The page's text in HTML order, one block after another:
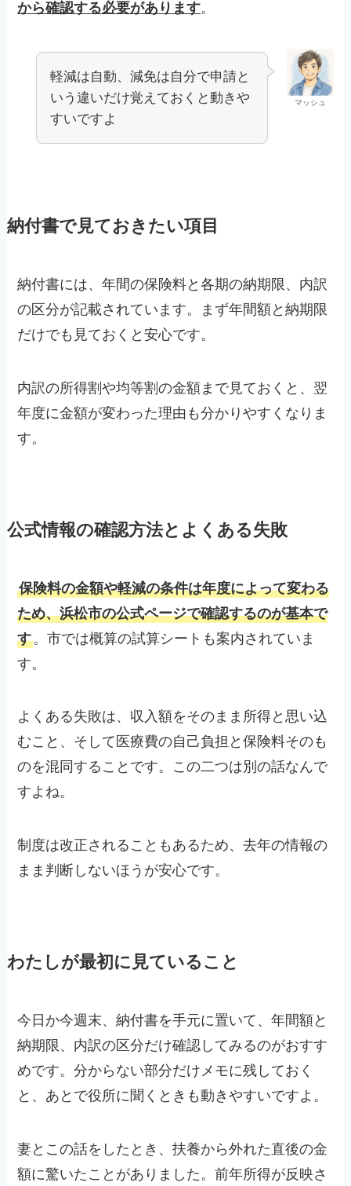
から確認する必要があります。
マッシュ
軽減は自動、減免は自分で申請と
いう違いだけ覚えておくと動きや
すいですよ
納付書で見ておきたい項目
納付書には、年間の保険料と各期の納期限、内訳
の区分が記載されています。まず年間額と納期限
だけでも見ておくと安心です。
内訳の所得割や均等割の金額まで見ておくと、翌
年度に金額が変わった理由も分かりやすくなりま
す。
公式情報の確認方法とよくある失敗
保険料の金額や軽減の条件は年度によって変わる
ため、浜松市の公式ページで確認するのが基本で
す。市では概算の試算シートも案内されていま
す。
よくある失敗は、収入額をそのまま所得と思い込
むこと、そして医療費の自己負担と保険料そのも
のを混同することです。この二つは別の話なんで
すよね。
制度は改正されることもあるため、去年の情報の
まま判断しないほうが安心です。
わたしが最初に見ていること
今日か今週末、納付書を手元に置いて、年間額と
納期限、内訳の区分だけ確認してみるのがおすす
めです。分からない部分だけメモに残しておく
と、あとで役所に聞くときも動きやすいですよ。
妻とこの話をしたとき、扶養から外れた直後の金
額に驚いたことがありました。前年所得が反映さ